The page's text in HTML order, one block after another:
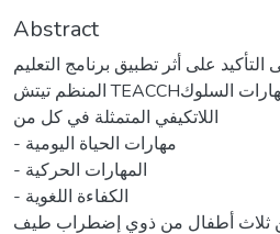
Abstract
على أثر تطبيق برنامج التعليم
المنظم تيتش TEACCHفي تنمية وتطوير مهارات السلوك
اللاتكيفي المتمثلة في كل من
- مهارات الحياة اليومية
- المهارات الحركية
- الكفاءة اللغوية
ثلاث أطفال من ذوي إضطراب طيف